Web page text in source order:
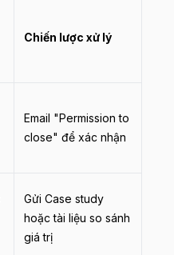
Chiến lược xử lý
Email "Permission to
close" để xác nhận
Gửi Case study
hoặc tài liệu so sánh
giá trị